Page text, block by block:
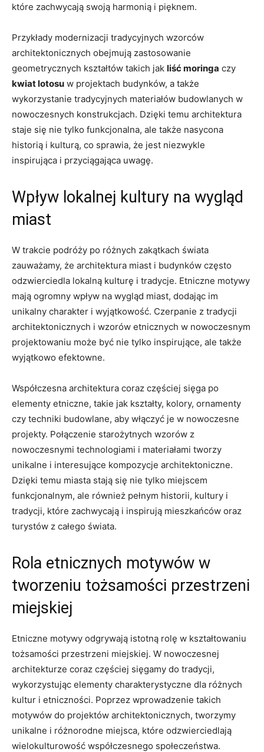
które​ zachwycają swoją harmonią i pięknem.
Przykłady ⁤modernizacji tradycyjnych wzorców
architektonicznych obejmują zastosowanie
geometrycznych kształtów⁣ takich jak liść moringa czy ​
kwiat​ lotosu w projektach⁤ budynków, ⁢a także
‍wykorzystanie tradycyjnych materiałów budowlanych w
nowoczesnych konstrukcjach. Dzięki temu architektura​
staje się ⁣nie tylko funkcjonalna, ale także nasycona‌
historią i kulturą, co sprawia, ​że jest niezwykle
inspirująca i przyciągająca uwagę.
Wpływ lokalnej kultury na wygląd
miast
W trakcie podróży po​ różnych zakątkach świata
zauważamy, że architektura miast i budynków często
odzwierciedla lokalną kulturę i tradycje. Etniczne ​motywy
mają ogromny⁤ wpływ na ⁤wygląd miast, dodając im
unikalny⁢ charakter i wyjątkowość. Czerpanie‌ z ⁣tradycji
⁣architektonicznych i⁢ wzorów etnicznych w nowoczesnym⁢
projektowaniu może być nie tylko inspirujące, ale także
wyjątkowo‌ efektowne.
Współczesna architektura‍ coraz ⁢częściej sięga⁤ po
elementy etniczne, takie jak kształty, kolory, ⁢ornamenty
czy ⁣techniki budowlane, aby włączyć je w nowoczesne
projekty. Połączenie starożytnych wzorów z
nowoczesnymi ⁢technologiami i ‌materiałami tworzy
unikalne i⁤ interesujące kompozycje ⁤architektoniczne.
Dzięki temu miasta​ stają się nie ⁣tylko miejscem
funkcjonalnym, ⁤ale również pełnym ‍historii, kultury i
tradycji, które zachwycają i‍ inspirują mieszkańców ​oraz
turystów‍ z całego świata.
Rola etnicznych‌ motywów w
tworzeniu ‌tożsamości przestrzeni
miejskiej
Etniczne motywy odgrywają istotną rolę w kształtowaniu
tożsamości przestrzeni miejskiej.⁣ W nowoczesnej‌
architekturze‌ coraz ​częściej sięgamy do tradycji,
wykorzystując elementy charakterystyczne dla różnych
kultur i etniczności. Poprzez ⁣wprowadzenie takich
motywów do projektów architektonicznych, tworzymy
unikalne i ⁣różnorodne miejsca, które odzwierciedlają
⁤wielokulturowość współczesnego społeczeństwa.